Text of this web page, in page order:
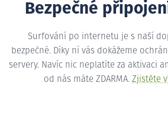
Bezpečné
Surfování po internetu je s naší
bezpečné. Díky ní vás dokážeme
servery. Navíc nic neplatíte za aktivaci
od nás máte ZDARMA. Zjistěte